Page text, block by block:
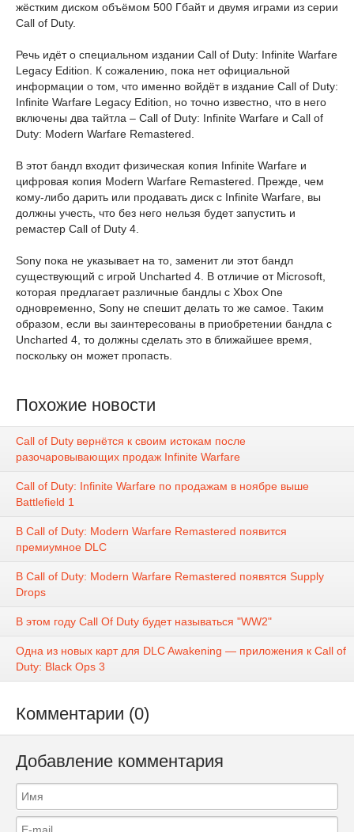
жёстким диском объёмом 500 Гбайт и двумя играми из серии
Call of Duty.
Речь идёт о специальном издании Call of Duty: Infinite Warfare
Legacy Edition. К сожалению, пока нет официальной
информации о том, что именно войдёт в издание Call of Duty:
Infinite Warfare Legacy Edition, но точно известно, что в него
включены два тайтла – Call of Duty: Infinite Warfare и Call of
Duty: Modern Warfare Remastered.
В этот бандл входит физическая копия Infinite Warfare и
цифровая копия Modern Warfare Remastered. Прежде, чем
кому-либо дарить или продавать диск с Infinite Warfare, вы
должны учесть, что без него нельзя будет запустить и
ремастер Call of Duty 4.
Sony пока не указывает на то, заменит ли этот бандл
существующий с игрой Uncharted 4. В отличие от Microsoft,
которая предлагает различные бандлы с Xbox One
одновременно, Sony не спешит делать то же самое. Таким
образом, если вы заинтересованы в приобретении бандла с
Uncharted 4, то должны сделать это в ближайшее время,
поскольку он может пропасть.
Похожие новости
Call of Duty вернётся к своим истокам после
разочаровывающих продаж Infinite Warfare
Call of Duty: Infinite Warfare по продажам в ноябре выше
Battlefield 1
В Call of Duty: Modern Warfare Remastered появится
премиумное DLC
В Call of Duty: Modern Warfare Remastered появятся Supply
Drops
В этом году Call Of Duty будет называться "WW2"
Одна из новых карт для DLC Awakening — приложения к Call of
Duty: Black Ops 3
Комментарии (0)
Добавление комментария